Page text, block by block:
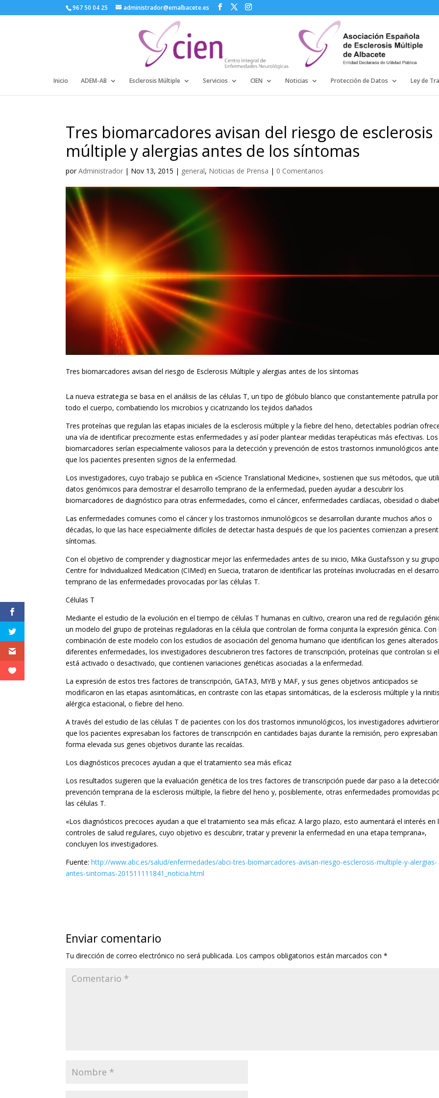
967 50 04 25 administrador@emalbacete.es
Inicio ADEM-AB Esclerosis Múltiple Servicios CIEN Noticias Protección de Datos Ley de
Tres biomarcadores avisan del riesgo de esclerosis
múltiple y alergias antes de los síntomas
porAdministrador | Nov 13, 2015 | general, Noticias de Prensa | 0 Comentarios
Tres biomarcadores avisan del riesgo de Esclerosis Múltiple y alergias antes de los síntomas
La nueva estrategia se basa en el análisis de las células T, un tipo de glóbulo blanco que constantemente patrulla por
todo el cuerpo, combatiendo los microbios y cicatrizando los tejidos dañados
Tres proteínas que regulan las etapas iniciales de la esclerosis múltiple y la fiebre del heno, detectables podrían
una vía de identificar precozmente estas enfermedades y así poder plantear medidas terapéuticas más efectivas.
biomarcadores serían especialmente valiosos para la detección y prevención de estos trastornos inmunológicos
que los pacientes presenten signos de la enfermedad.
Los investigadores, cuyo trabajo se publica en «Science Translational Medicine», sostienen que sus métodos, que
datos genómicos para demostrar el desarrollo temprano de la enfermedad, pueden ayudar a descubrir los
biomarcadores de diagnóstico para otras enfermedades, como el cáncer, enfermedades cardíacas, obesidad o
Las enfermedades comunes como el cáncer y los trastornos inmunológicos se desarrollan durante muchos años o
décadas, lo que las hace especialmente difíciles de detectar hasta después de que los pacientes comienzan a
síntomas.
Con el objetivo de comprender y diagnosticar mejor las enfermedades antes de su inicio, Mika Gustafsson y su
Centre for Individualized Medication (CIMed) en Suecia, trataron de identificar las proteínas involucradas en el
temprano de las enfermedades provocadas por las células T.
Células T
Mediante el estudio de la evolución en el tiempo de células T humanas en cultivo, crearon una red de regulación
un modelo del grupo de proteínas reguladoras en la célula que controlan de forma conjunta la expresión génica. Con
combinación de este modelo con los estudios de asociación del genoma humano que identifican los genes alterados
diferentes enfermedades, los investigadores descubrieron tres factores de transcripción, proteínas que controlan si
está activado o desactivado, que contienen variaciones genéticas asociadas a la enfermedad.
La expresión de estos tres factores de transcripción, GATA3, MYB y MAF, y sus genes objetivos anticipados se
modificaron en las etapas asintomáticas, en contraste con las etapas sintomáticas, de la esclerosis múltiple y la rinitis
alérgica estacional, o fiebre del heno.
A través del estudio de las células T de pacientes con los dos trastornos inmunológicos, los investigadores
que los pacientes expresaban los factores de transcripción en cantidades bajas durante la remisión, pero expresaban
forma elevada sus genes objetivos durante las recaídas.
Los diagnósticos precoces ayudan a que el tratamiento sea más eficaz
Los resultados sugieren que la evaluación genética de los tres factores de transcripción puede dar paso a la
prevención temprana de la esclerosis múltiple, la fiebre del heno y, posiblemente, otras enfermedades promovidas
las células T.
«Los diagnósticos precoces ayudan a que el tratamiento sea más eficaz. A largo plazo, esto aumentará el interés en
controles de salud regulares, cuyo objetivo es descubrir, tratar y prevenir la enfermedad en una etapa temprana»,
concluyen los investigadores.
Fuente: http://www.abc.es/salud/enfermedades/abci-tres-biomarcadores-avisan-riesgo-esclerosis-multiple-y-alergias-
antes-sintomas-201511111841_noticia.html
Enviar comentario
Tu dirección de correo electrónico no será publicada. Los campos obligatorios están marcados con*